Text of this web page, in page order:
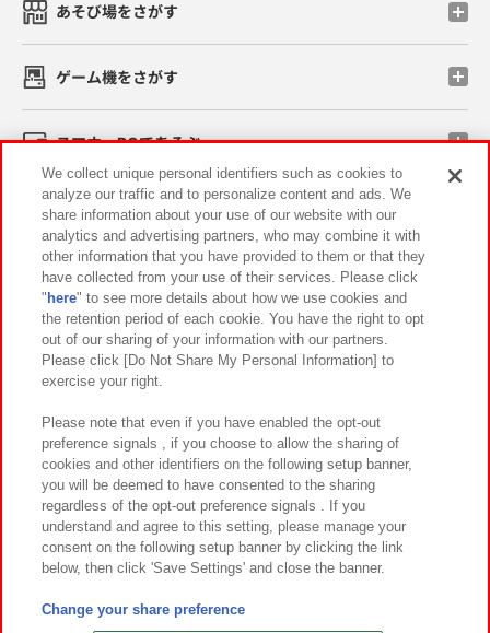
あそび場をさがす
ゲーム機をさがす
スマホ・PCであそぶ
イベント・キャンペーン
関連会社 サステナビリティ サイトポリシー
プライバシーポリシー ウェブアクセシビリティ方針と検証結果
お取引先さまとともに
カスタマーハラスメント対応方針 よくあるご質問・お問い合わせ
©Bandai Namco Amusement Inc.
©Bandai Namco Amusement Lab Inc.
We collect unique personal identifiers such as cookies to
analyze our traffic and to personalize content and ads. We
share information about your use of our website with our
analytics and advertising partners, who may combine it with
other information that you have provided to them or that they
have collected from your use of their services. Please click
" here" to see more details about how we use cookies and
the retention period of each cookie. You have the right to opt
out of our sharing of your information with our partners.
Please click [Do Not Share My Personal Information] to
exercise your right.
Please note that even if you have enabled the opt-out
preference signals , if you choose to allow the sharing of
cookies and other identifiers on the following setup banner,
you will be deemed to have consented to the sharing
regardless of the opt-out preference signals . If you
understand and agree to this setting, please manage your
consent on the following setup banner by clicking the link
below, then click 'Save Settings' and close the banner.
Change your share preference